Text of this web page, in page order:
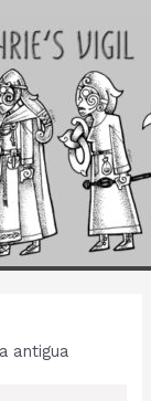
antigua